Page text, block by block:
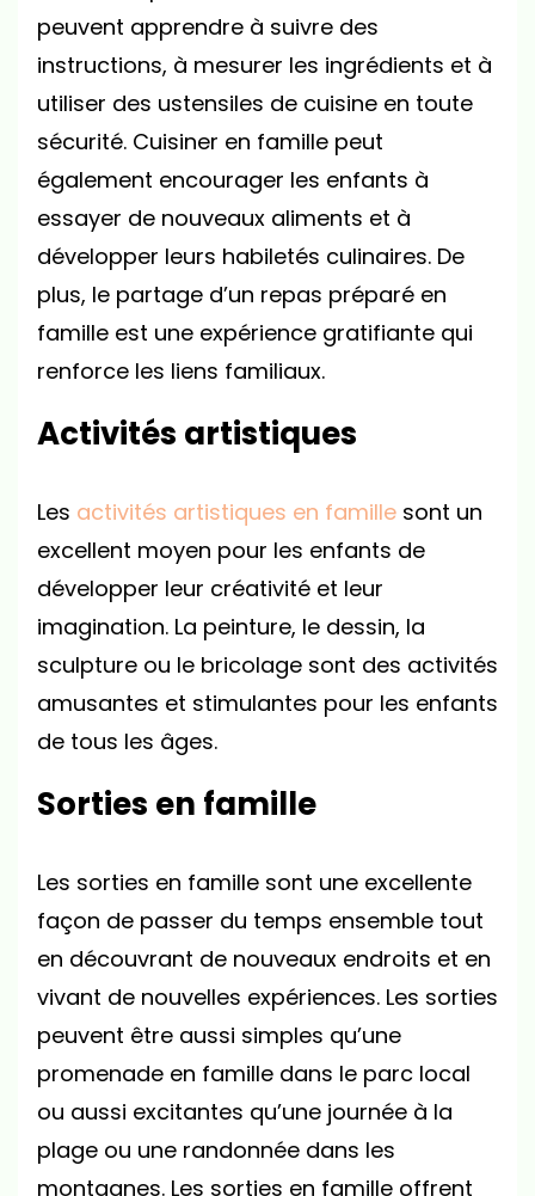
peuvent apprendre à suivre des
instructions, à mesurer les ingrédients et à
utiliser des ustensiles de cuisine en toute
sécurité. Cuisiner en famille peut
également encourager les enfants à
essayer de nouveaux aliments et à
développer leurs habiletés culinaires. De
plus, le partage d’un repas préparé en
famille est une expérience gratifiante qui
renforce les liens familiaux.
Activités artistiques
Les activités artistiques en famille sont un
excellent moyen pour les enfants de
développer leur créativité et leur
imagination. La peinture, le dessin, la
sculpture ou le bricolage sont des activités
amusantes et stimulantes pour les enfants
de tous les âges.
Sorties en famille
Les sorties en famille sont une excellente
façon de passer du temps ensemble tout
en découvrant de nouveaux endroits et en
vivant de nouvelles expériences. Les sorties
peuvent être aussi simples qu’une
promenade en famille dans le parc local
ou aussi excitantes qu’une journée à la
plage ou une randonnée dans les
montagnes. Les sorties en famille offrent